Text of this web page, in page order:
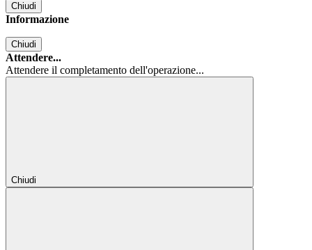
Chiudi
Informazione
Chiudi
Attendere...
Attendere il completamento dell'operazione...
Chiudi